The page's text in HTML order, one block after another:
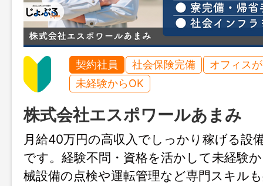
契約社員 社会保険完備
オフィス
未経験からOK
株式会社エスポワールあまみ
月給40万円の高収入でしっかり稼げる設
です。経験不問・資格を活かして未経験
械設備の点検や運転管理など専門スキル